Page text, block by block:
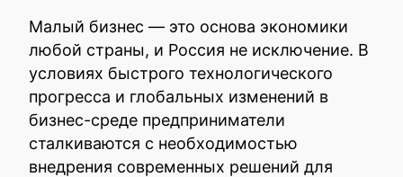
Малый бизнес — это основа экономики
любой страны, и Россия не исключение. В
условиях быстрого технологического
прогресса и глобальных изменений в
бизнес-среде предприниматели
сталкиваются с необходимостью
внедрения современных решений для